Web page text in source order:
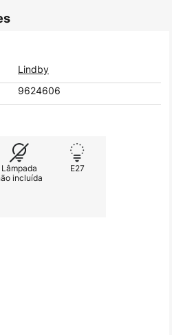
Lindby
9624606
Lâmpada
incluída
E27